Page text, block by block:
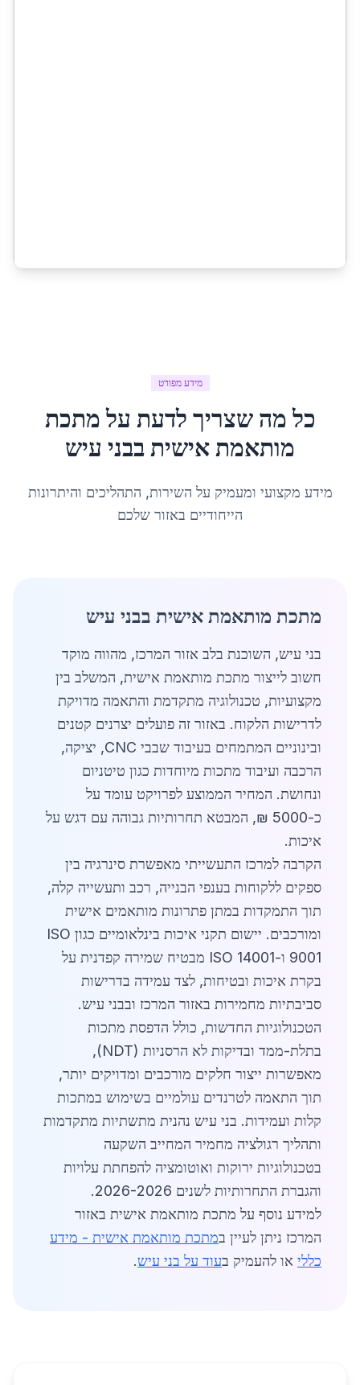
מידע מפורט
כל מה שצריך לדעת עלמתכת
מותאמת אישית בבני עיש
מידע מקצועי ומעמיק על השירות, התהליכים והיתרונות
הייחודיים באזור שלכם
מתכת מותאמת אישית בבני עיש
בני עיש, השוכנת בלב אזור המרכז, מהווה מוקד
חשוב לייצור מתכת מותאמת אישית, המשלב בין
מקצועיות, טכנולוגיה מתקדמת והתאמה מדויקת
לדרישות הלקוח. באזור זה פועלים יצרנים קטנים
ובינוניים המתמחים בעיבוד שבבי CNC, יציקה,
הרכבה ועיבוד מתכות מיוחדות כגון טיטניום
ונחושת. המחיר הממוצע לפרויקט עומד על
כ-5000 ₪, המבטא תחרותיות גבוהה עם דגש על
איכות.
הקרבה למרכז התעשייתי מאפשרת סינרגיה בין
ספקים ללקוחות בענפי הבנייה, רכב ותעשייה קלה,
תוך התמקדות במתן פתרונות מותאמים אישית
ומורכבים. יישום תקני איכות בינלאומיים כגון ISO
9001 ו-ISO 14001 מבטיח שמירה קפדנית על
בקרת איכות ובטיחות, לצד עמידה בדרישות
סביבתיות מחמירות באזור המרכז ובבני עיש.
הטכנולוגיות החדשות, כולל הדפסת מתכות
בתלת-ממד ובדיקות לא הרסניות (NDT),
מאפשרות ייצור חלקים מורכבים ומדויקים יותר,
תוך התאמה לטרנדים עולמיים בשימוש במתכות
קלות ועמידות. בני עיש נהנית מתשתיות מתקדמות
ותהליך רגולציה מחמיר המחייב השקעה
בטכנולוגיות ירוקות ואוטומציה להפחתת עלויות
והגברת התחרותיות לשנים 2026-2026.
למידע נוסף על מתכת מותאמת אישית באזור
המרכז ניתן לעיין במתכת מותאמת אישית - מידע
כללי או להעמיק בעוד על בני עיש.